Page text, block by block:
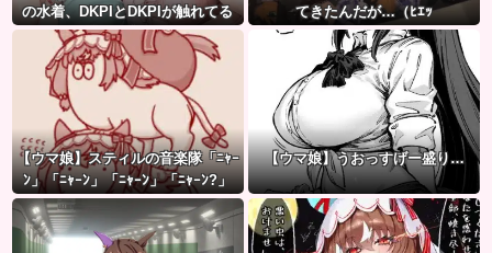
の水着、DKPIとDKPIが触れてる
構図が良き…
てきたんだが…（ﾋｴｯ
【ウマ娘】スティルの音楽隊「ﾆｬｰ
ﾝ」「ﾆｬｰﾝ」「ﾆｬｰﾝ」「ﾆｬｰﾝ?」
【ウマ娘】うおっすげー盛り…